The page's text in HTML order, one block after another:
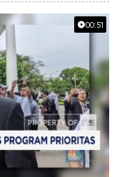
00:51